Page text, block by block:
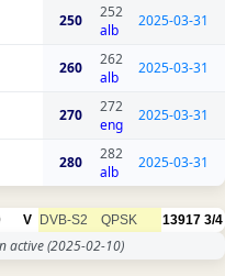
250
252
alb
2025-03-31
260
262
alb
2025-03-31
270
272
eng
2025-03-31
280
282
alb
2025-03-31
V DVB-S2 QPSK 13917 3/4
active(2025-02-10)